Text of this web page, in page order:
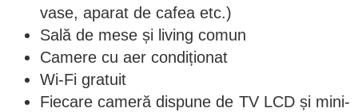
vase, aparat de cafea etc.)
Sală de mese și living comun
Camere cu aer condiționat
Wi-Fi gratuit
Fiecare cameră dispune de TV LCD și mini-